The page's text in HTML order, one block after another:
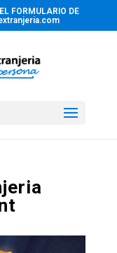
FORMULARIO DE